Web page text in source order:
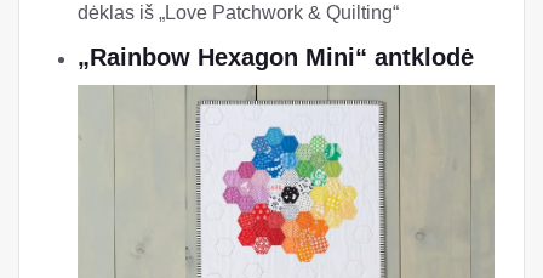
dėklas iš „Love Patchwork & Quilting“
„Rainbow Hexagon Mini“ antklodė